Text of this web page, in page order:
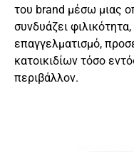
του brand μέσω μιας
συνδυάζει
επαγγελματισμό,
κατοικιδίων τόσο
περιβάλλον.